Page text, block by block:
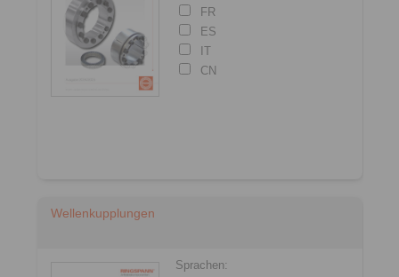
FR
ES
IT
CN
Wellenkupplungen
Sprachen: